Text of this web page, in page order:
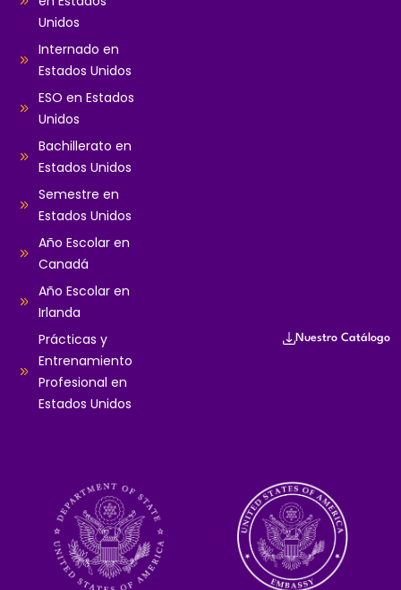
Nuestro Catálogo
Unidos
Internado en
Estados Unidos
ESO en Estados
Unidos
Bachillerato en
Estados Unidos
Semestre en
Estados Unidos
Año Escolar en
Canadá
Año Escolar en
Irlanda
Prácticas y
Entrenamiento
Profesional en
Estados Unidos